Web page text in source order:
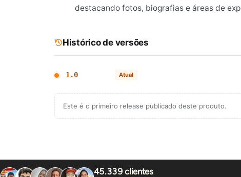
destacando fotos, biografias e áreas de
Histórico de versões
1.0 Atual
Este é o primeiro release publicado deste produto.
45.339 clientes